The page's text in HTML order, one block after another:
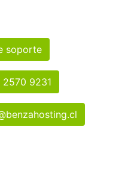
soporte
9231